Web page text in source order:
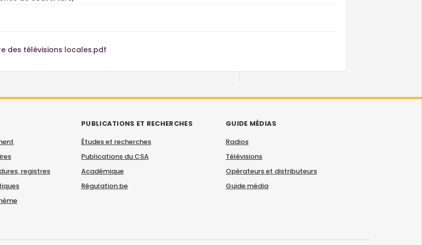
des télévisions locales.pdf
registres
PUBLICATIONS ET RECHERCHES
Études et recherches
Publications du CSA
Académique
Régulation.be
GUIDE MÉDIAS
Radios
Télévisions
Opérateurs et distributeurs
Guide média